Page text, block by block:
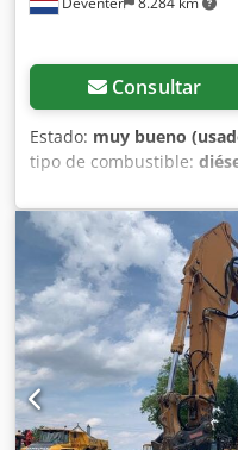
Consultar
Estado: muy bueno
tipo de combustible:
adicionales = - Control
Notas = Serie CASE
2012 – 1.060 horas de
serie CASE 121E,
máquina se encuentra
horas de
buen estado tanto a nivel
adecuada para una
lista para su uso
fabricación: 2012 * Solo